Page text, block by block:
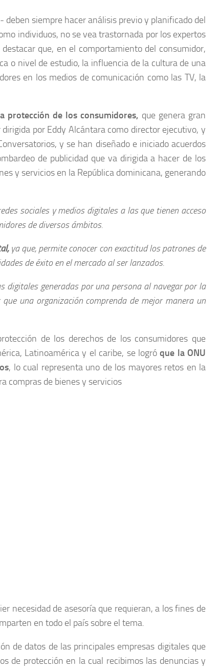
siempre hacer análisis previo y planificado del
individuos, no se vea trastornada por los expertos
que, en el comportamiento del consumidor,
o nivel de estudio, la influencia de la cultura de una
en los medios de comunicación como las TV, la
protección de los consumidores, que genera gran
por Eddy Alcántara como director ejecutivo, y
y se han diseñado e iniciado acuerdos
de publicidad que va dirigida a hacer de los
y servicios en la República dominicana, generando
sociales y medios digitales a las que tienen acceso
de diversos ámbitos.
ya que, permite conocer con exactitud los patrones de
de éxito en el mercado al ser lanzados.
digitales generadas por una persona al navegar por la
una organización comprenda de mejor manera un
de los derechos de los consumidores que
Latinoamérica y el caribe, se logróque la ONU
, lo cual representa uno de los mayores retos en la
compras de bienes y servicios
necesidad de asesoría que requieran, a los fines de
en todo el país sobre el tema.
de datos de las principales empresas digitales que
de protección en la cual recibimos las denuncias y